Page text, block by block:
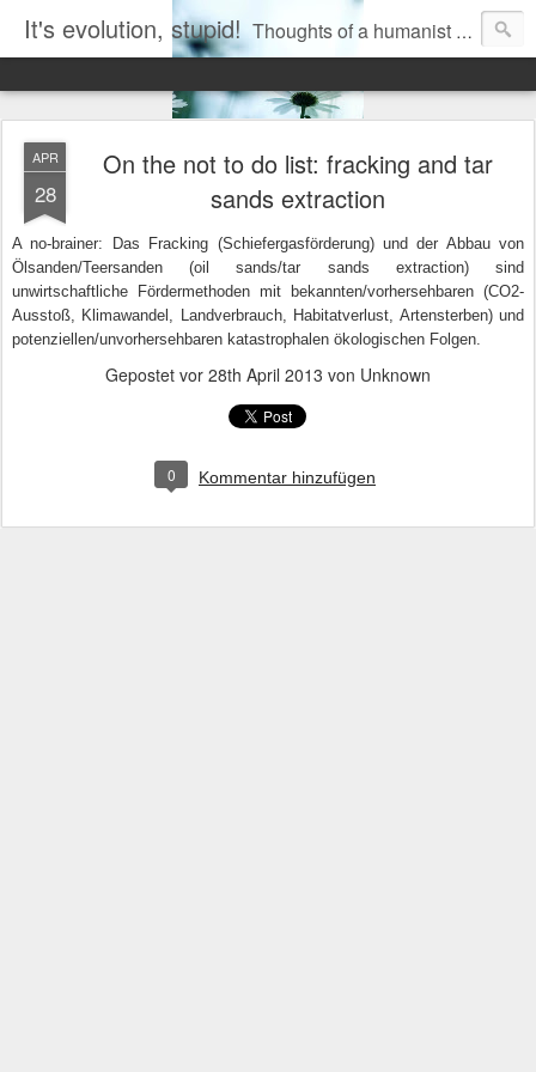
It's evolution, stupid! Thoughts of a humanist rationalist naturalist agnostic atheist biologist. Mostly on the overlapping magisteria of evidence-based science and fairy-tale religion.
APR
28
On the not to do list: fracking and tar
sands extraction
Ano-brainer: Das Fracking (Schiefergasförderung) und der Abbau von
Ölsanden/Teersanden (oil sands/tar sands extraction) sind
unwirtschaftliche Fördermethoden mit bekannten/vorhersehbaren (CO2-
Ausstoß, Klimawandel, Landverbrauch, Habitatverlust, Artensterben) und
potenziellen/unvorhersehbaren katastrophalen ökologischen Folgen.
Gepostet vor 28th April 2013 von Unknown
0 Kommentar hinzufügen